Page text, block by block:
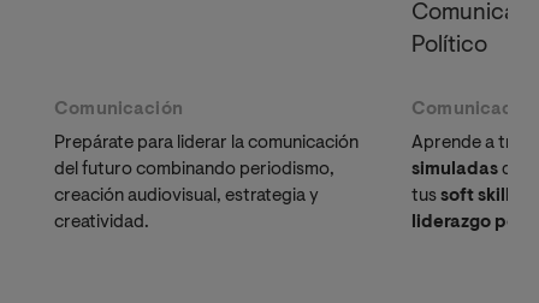
Comunicación
Prepárate para liderar la comunicación
del futuro combinando periodismo,
creación audiovisual, estrategia y
creatividad.
Político
Comunicación
Aprende a
simuladas de
tussoft skills
liderazgo